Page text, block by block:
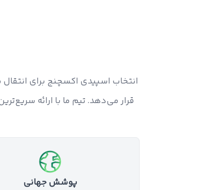
انتخاب اسپیدی اکسچنج برای
قرار می‌دهد. تیم ما با ارائه
پوشش جهانی